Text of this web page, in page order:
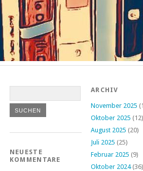
NEUESTE
KOMMENTARE
ARCHIV
November 2025
Oktober 2025 (12)
August 2025 (20)
Juli 2025 (25)
Februar 2025 (9)
Oktober 2024(36)